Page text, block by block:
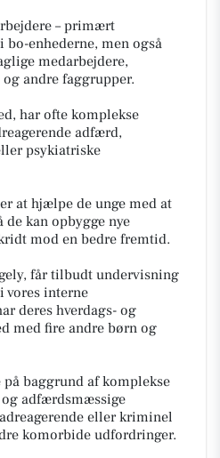
– primært
enhederne, men også
medarbejdere,
andre faggrupper.
har ofte komplekse
adfærd,
psykiatriske
at hjælpe de unge med at
kan opbygge nye
mod en bedre fremtid.
får tilbudt undervisning
vores interne
deres hverdags- og
med fire andre børn og
baggrund af komplekse
adfærdsmæssige
eller kriminel
komorbide udfordringer.